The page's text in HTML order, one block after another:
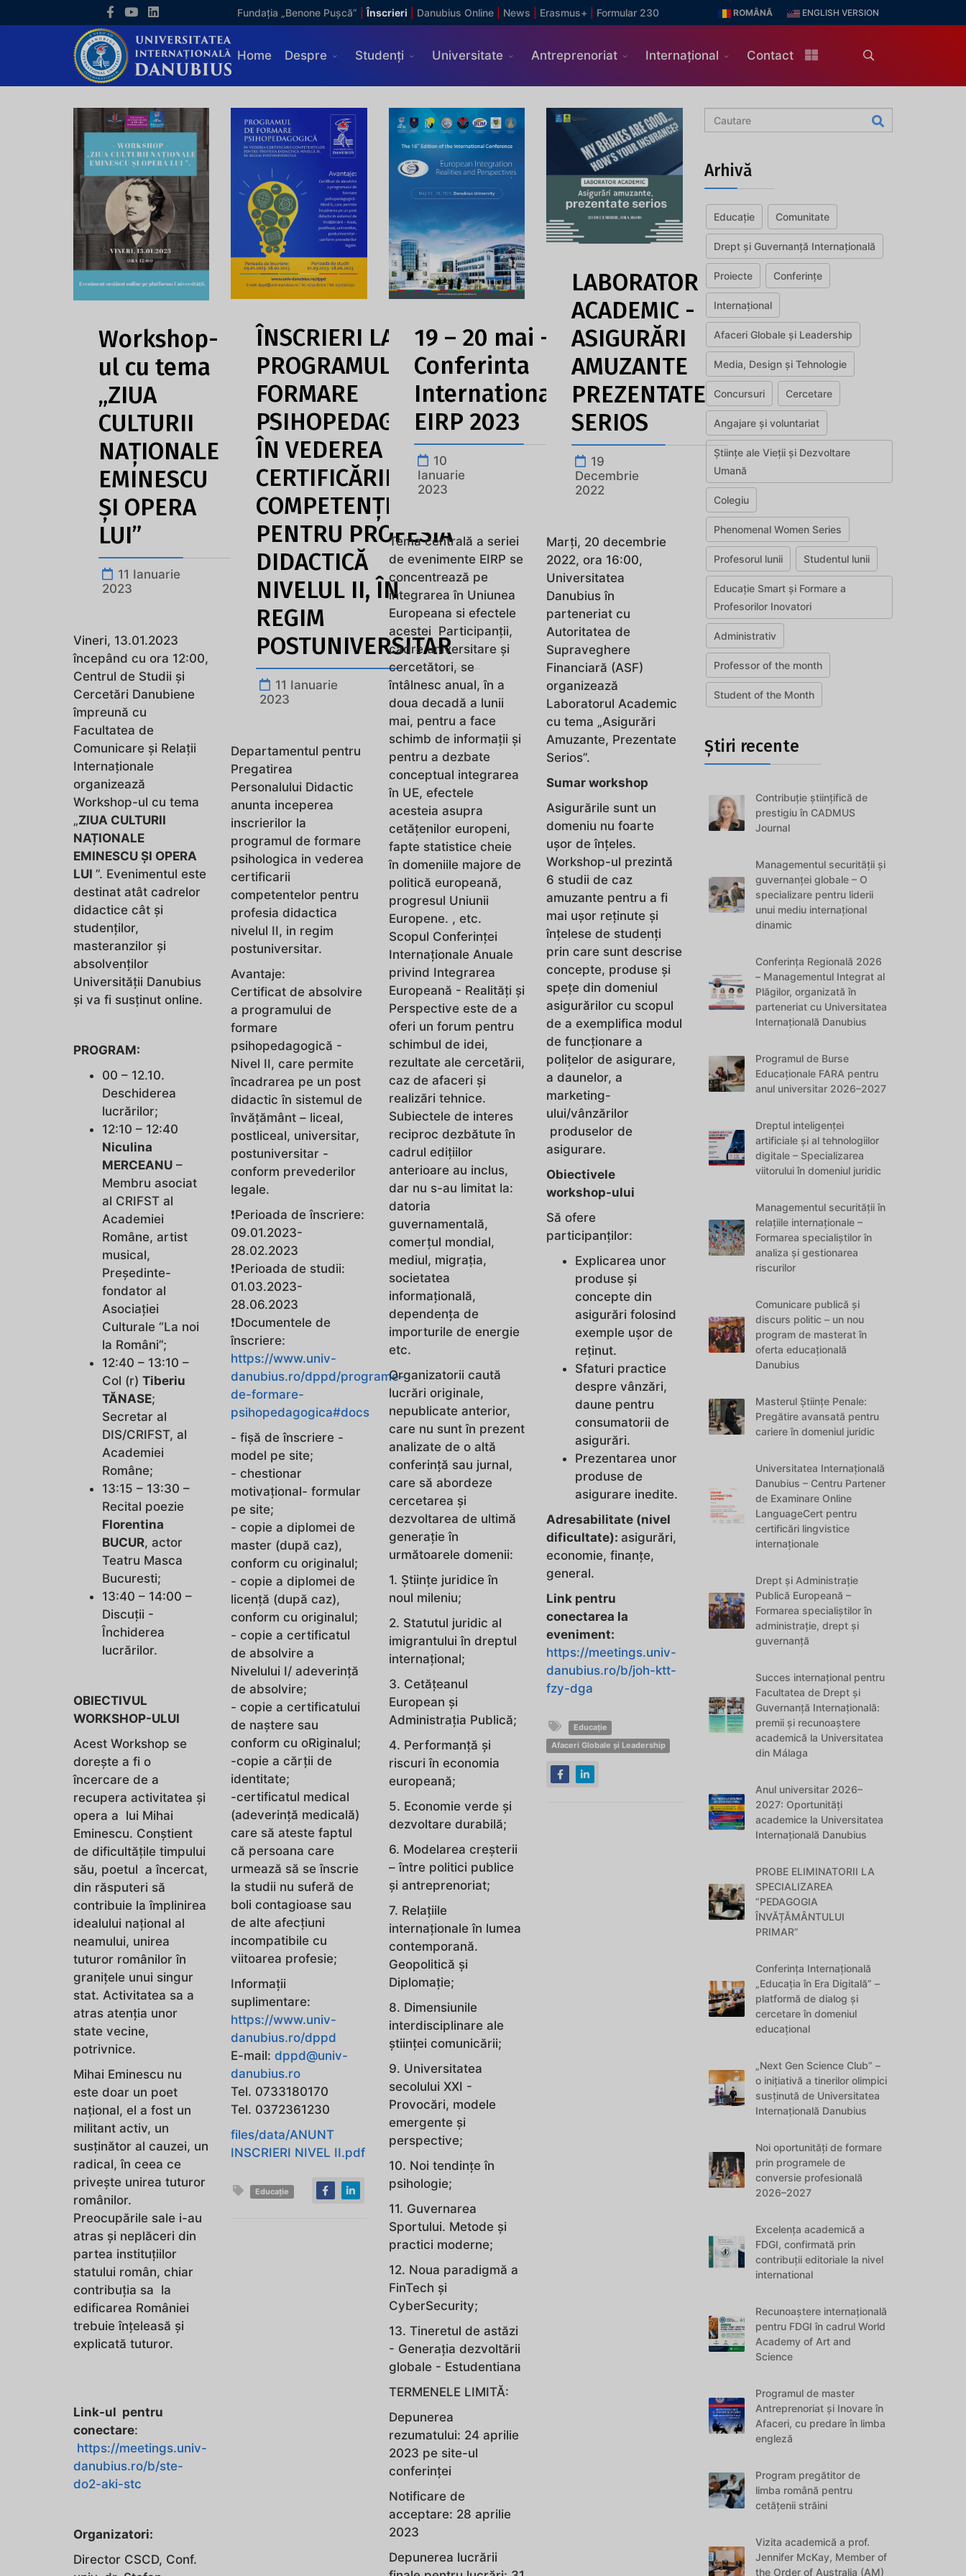
Fundația „Benone Pușcă” Înscrieri Danubius Online News Erasmus+ Formular 230 ROMÂNĂ ENGLISH VERSION
Home Despre Studenți Universitate Antreprenoriat Internațional Contact
Workshop-
ul cu tema
„ZIUA
CULTURII
NAȚIONALE
EMINESCU
ȘI OPERA
LUI”
11 Ianuarie
2023
Vineri, 13.01.2023
începând cu ora 12:00,
Centrul de Studii și
Cercetări Danubiene
împreună cu
Facultatea de
Comunicare și Relații
Internaționale
organizează
Workshop-ul cu tema
„ZIUA CULTURII
NAȚIONALE
EMINESCU ȘI OPERA
LUI ”. Evenimentul este
destinat atât cadrelor
didactice cât și
studenților,
masteranzilor și
absolvenților
Universității Danubius
și va fi susținut online.
PROGRAM:
00 – 12.10.
Deschiderea
lucrărilor;
12:10 – 12:40
Niculina
MERCEANU –
Membru asociat
al CRIFST al
Academiei
Române, artist
musical,
Președinte-
fondator al
Asociației
Culturale “La noi
la Români”;
12:40 – 13:10 –
Col (r) Tiberiu
TĂNASE;
Secretar al
DIS/CRIFST, al
Academiei
Române;
13:15 – 13:30 –
Recital poezie
Florentina
BUCUR, actor
Teatru Masca
Bucuresti;
13:40 – 14:00 –
Discuții -
Închiderea
lucrărilor.
OBIECTIVUL
WORKSHOP-ULUI
Acest Workshop se
dorește a fi o
încercare de a
recupera activitatea și
opera a lui Mihai
Eminescu. Conștient
de dificultățile timpului
său, poetul a încercat,
din răsputeri să
contribuie la împlinirea
idealului național al
neamului, unirea
tuturor românilor în
granițele unui singur
stat. Activitatea sa a
atras atenția unor
state vecine,
potrivnice.
Mihai Eminescu nu
este doar un poet
național, el a fost un
militant activ, un
susținător al cauzei, un
radical, în ceea ce
privește unirea tuturor
românilor.
Preocupările sale i-au
atras și neplăceri din
partea instituțiilor
statului român, chiar
contribuția sa la
edificarea României
trebuie înțeleasă și
explicată tuturor.
Link-ul pentru
conectare:
https://meetings.univ-
danubius.ro/b/ste-
do2-aki-stc
Organizatori:
Director CSCD, Conf.
ÎNSCRIERI LA
PROGRAMUL DE
FORMARE
PSIHOPEDAGOGICĂ
ÎN VEDEREA
CERTIFICĂRII
COMPETENȚELOR
PENTRU PROFESIA
DIDACTICĂ
NIVELUL II, ÎN
REGIM
POSTUNIVERSITAR
11 Ianuarie
2023
Departamentul pentru
Pregatirea
Personalului Didactic
anunta inceperea
inscrierilor la
programul de formare
psihologica in vederea
certificarii
competentelor pentru
profesia didactica
nivelul II, in regim
postuniversitar.
Avantaje:
Certificat de absolvire
a programului de
formare
psihopedagogică -
Nivel II, care permite
încadrarea pe un post
didactic în sistemul de
învăţământ – liceal,
postliceal, universitar,
postuniversitar -
conform prevederilor
legale.
❗️Perioada de înscriere:
09.01.2023-
28.02.2023
❗️Perioada de studii:
01.03.2023-
28.06.2023
❗️Documentele de
înscriere:
https://www.univ-
danubius.ro/dppd/programe-
de-formare-
psihopedagogica#docs
- fișă de înscriere -
model pe site;
- chestionar
motivațional- formular
pe site;
- copie a diplomei de
master (după caz),
conform cu originalul;
- copie a diplomei de
licență (după caz),
conform cu originalul;
- copie a certificatul
de absolvire a
Nivelului I/ adeverință
de absolvire;
- copie a certificatului
de naştere sau
conform cu oRiginalul;
-copie a cărţii de
identitate;
-certificatul medical
(adeverință medicală)
care să ateste faptul
că persoana care
urmează să se înscrie
la studii nu suferă de
boli contagioase sau
de alte afecţiuni
incompatibile cu
viitoarea profesie;
Informații
suplimentare:
https://www.univ-
danubius.ro/dppd
E-mail:dppd@univ-
danubius.ro
Tel. 0733180170
Tel. 0372361230
files/data/ANUNT
INSCRIERI NIVEL II.pdf
Educație
19 – 20 mai -
Conferinta
Internationala
EIRP 2023
10
Ianuarie
2023
Tema centrală a seriei
de evenimente EIRP se
concentrează pe
integrarea în Uniunea
Europeana si efectele
acestei Participanții,
cadre universitare și
cercetători, se
întâlnesc anual, în a
doua decadă a lunii
mai, pentru a face
schimb de informații și
pentru a dezbate
conceptual integrarea
în UE, efectele
acesteia asupra
cetățenilor europeni,
fapte statistice cheie
în domeniile majore de
politică europeană,
progresul Uniunii
Europene. , etc.
Scopul Conferinței
Internaționale Anuale
privind Integrarea
Europeană - Realități și
Perspective este de a
oferi un forum pentru
schimbul de idei,
rezultate ale cercetării,
caz de afaceri și
realizări tehnice.
Subiectele de interes
reciproc dezbătute în
cadrul edițiilor
anterioare au inclus,
dar nu s-au limitat la:
datoria
guvernamentală,
comerțul mondial,
mediul, migrația,
societatea
informațională,
dependența de
importurile de energie
etc.
Organizatorii caută
lucrări originale,
nepublicate anterior,
care nu sunt în prezent
analizate de o altă
conferință sau jurnal,
care să abordeze
cercetarea și
dezvoltarea de ultimă
generație în
următoarele domenii:
1. Științe juridice în
noul mileniu;
2. Statutul juridic al
imigrantului în dreptul
internațional;
3. Cetăţeanul
European şi
Administraţia Publică;
4. Performanță și
riscuri în economia
europeană;
5. Economie verde și
dezvoltare durabilă;
6. Modelarea creșterii
– între politici publice
și antreprenoriat;
7. Relaţiile
internaţionale în lumea
contemporană.
Geopolitică și
Diplomație;
8. Dimensiunile
interdisciplinare ale
științei comunicării;
9. Universitatea
secolului XXI -
Provocări, modele
emergente și
perspective;
10. Noi tendințe în
psihologie;
11. Guvernarea
Sportului. Metode și
practici moderne;
12. Noua paradigmă a
FinTech și
CyberSecurity;
13. Tineretul de astăzi
- Generația dezvoltării
globale - Estudentiana
TERMENELE LIMITĂ:
Depunerea
rezumatului: 24 aprilie
2023 pe site-ul
conferinței
Notificare de
acceptare: 28 aprilie
2023
Depunerea lucrării
LABORATOR
ACADEMIC -
ASIGURĂRI
AMUZANTE
PREZENTATE
SERIOS
19
Decembrie
2022
Marți, 20 decembrie
2022, ora 16:00,
Universitatea
Danubius în
parteneriat cu
Autoritatea de
Supraveghere
Financiară (ASF)
organizează
Laboratorul Academic
cu tema „Asigurări
Amuzante, Prezentate
Serios”.
Sumar workshop
Asigurările sunt un
domeniu nu foarte
ușor de înțeles.
Workshop-ul prezintă
6 studii de caz
amuzante pentru a fi
mai ușor reținute și
înțelese de studenți
prin care sunt descrise
concepte, produse și
spețe din domeniul
asigurărilor cu scopul
de a exemplifica modul
de funcționare a
polițelor de asigurare,
a daunelor, a
marketing-
ului/vânzărilor
produselor de
asigurare.
Obiectivele
workshop-ului
Să ofere
participanților:
Explicarea unor
produse și
concepte din
asigurări folosind
exemple ușor de
reținut.
Sfaturi practice
despre vânzări,
daune pentru
consumatorii de
asigurări.
Prezentarea unor
produse de
asigurare inedite.
Adresabilitate (nivel
dificultate):asigurări,
economie, finanțe,
general.
Link pentru
conectarea la
eveniment:
https://meetings.univ-
danubius.ro/b/joh-ktt-
fzy-dga
Educație
Afaceri Globale și Leadership
Arhivă
Educație Comunitate
Drept și Guvernanță Internațională
Proiecte Conferințe
Internațional
Afaceri Globale și Leadership
Media, Design și Tehnologie
Concursuri Cercetare
Angajare și voluntariat
Științe ale Vieții și Dezvoltare
Umană
Colegiu
Phenomenal Women Series
Profesorul lunii Studentul lunii
Educație Smart și Formare a
Profesorilor Inovatori
Administrativ
Professor of the month
Student of the Month
Știri recente
Contribuție științifică de
prestigiu în CADMUS
Journal
Managementul securității și
guvernanței globale – O
specializare pentru liderii
unui mediu internațional
dinamic
Conferința Regională 2026
– Managementul Integrat al
Plăgilor, organizată în
parteneriat cu Universitatea
Internațională Danubius
Programul de Burse
Educaționale FARA pentru
anul universitar 2026–2027
Dreptul inteligenței
artificiale și al tehnologiilor
digitale – Specializarea
viitorului în domeniul juridic
Managementul securității în
relațiile internaționale –
Formarea specialiștilor în
analiza și gestionarea
riscurilor
Comunicare publică și
discurs politic – un nou
program de masterat în
oferta educațională
Danubius
Masterul Științe Penale:
Pregătire avansată pentru
cariere în domeniul juridic
Universitatea Internațională
Danubius – Centru Partener
de Examinare Online
LanguageCert pentru
certificări lingvistice
internaționale
Drept și Administrație
Publică Europeană –
Formarea specialiștilor în
administrație, drept și
guvernanță
Succes internațional pentru
Facultatea de Drept și
Guvernanță Internațională:
premii și recunoaștere
academică la Universitatea
din Málaga
Anul universitar 2026–
2027: Oportunități
academice la Universitatea
Internațională Danubius
PROBE ELIMINATORII LA
SPECIALIZAREA
“PEDAGOGIA
ÎNVĂȚĂMÂNTULUI
PRIMAR”
Conferința Internațională
„Educația în Era Digitală” –
platformă de dialog și
cercetare în domeniul
educațional
„Next Gen Science Club” –
o inițiativă a tinerilor olimpici
susținută de Universitatea
Internațională Danubius
Noi oportunități de formare
prin programele de
conversie profesională
2026–2027
Excelența academică a
FDGI, confirmată prin
contribuții editoriale la nivel
international
Recunoaștere internațională
pentru FDGI în cadrul World
Academy of Art and
Science
Programul de master
Antreprenoriat și Inovare în
Afaceri, cu predare în limba
engleză
Program pregătitor de
limba română pentru
cetățenii străini
Vizita academică a prof.
Jennifer McKay, Member of
the Order of Australia (AM)